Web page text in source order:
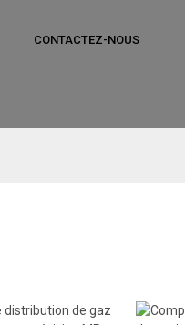
CONTACTEZ-NOUS